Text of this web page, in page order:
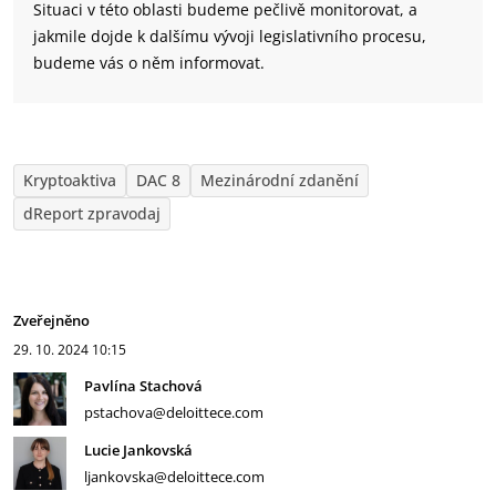
Situaci v této oblasti budeme pečlivě monitorovat, a
jakmile dojde k dalšímu vývoji legislativního procesu,
budeme vás o něm informovat.
Kryptoaktiva DAC 8
Mezinárodní zdanění
dReport zpravodaj
Zveřejněno
29. 10. 2024 10:15
Pavlína Stachová
pstachova@deloittece.com
Lucie Jankovská
ljankovska@deloittece.com